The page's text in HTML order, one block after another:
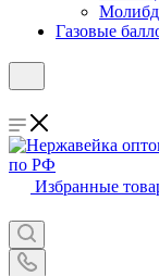
Газовые
Избранные